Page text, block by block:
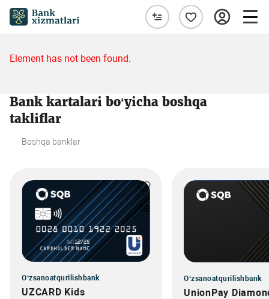
Element has not been found.
Bank kartalari bo‘yicha boshqa
takliflar
Boshqa banklar
O‘zsanoatqurilishbank
UZCARD Kids
O‘zsanoatqurilishbank
UnionPay